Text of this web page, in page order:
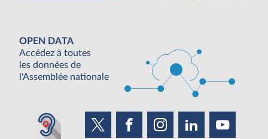
OPEN DATA
Accédez à toutes
les données de
l'Assemblée nationale